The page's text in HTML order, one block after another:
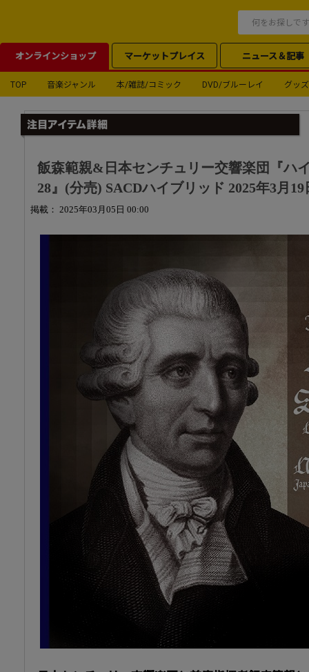
オンラインショップ マーケットプレイス ニュース＆記事
TOP 音楽ジャンル 本/雑誌/コミック DVD/ブルーレイ グッズ
飯森範親&日本センチュリー交響楽団『ハ
28』(分売) SACDハイブリッド 2025年3月19
掲載： 2025年03月05日 00:00